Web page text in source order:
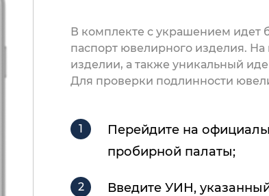
В комплекте с украшением
паспорт ювелирного изделия.
изделии, а также уникальный
Для проверки подлинности
Перейдите на
пробирной палаты;
Введите УИН,